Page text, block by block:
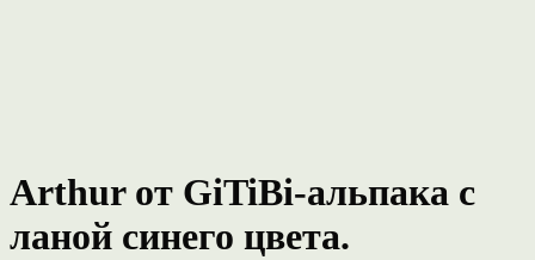
Arthur от GiTiBi-альпака с
ланой синего цвета.